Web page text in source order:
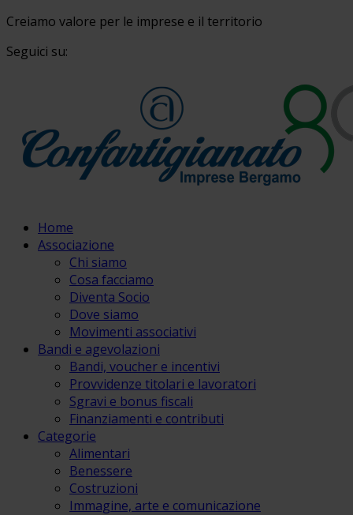
Creiamo valore per le imprese e il territorio
Seguici su:
Home
Associazione
Chi siamo
Cosa facciamo
Diventa Socio
Dove siamo
Movimenti associativi
Bandi e agevolazioni
Bandi, voucher e incentivi
Provvidenze titolari e lavoratori
Sgravi e bonus fiscali
Finanziamenti e contributi
Categorie
Alimentari
Benessere
Costruzioni
Immagine, arte e comunicazione